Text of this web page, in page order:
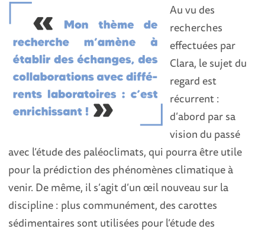
Au vu des
recherches
effectuées par
Clara, le sujet du
regard est
récurrent :
d’abord par sa
vision du passé
avec l’étude des paléoclimats, qui pourra être utile
pour la prédiction des phénomènes climatique à
venir. De même, il s’agit d’un œil nouveau sur la
discipline : plus communément, des carottes
sédimentaires sont utilisées pour l’étude des